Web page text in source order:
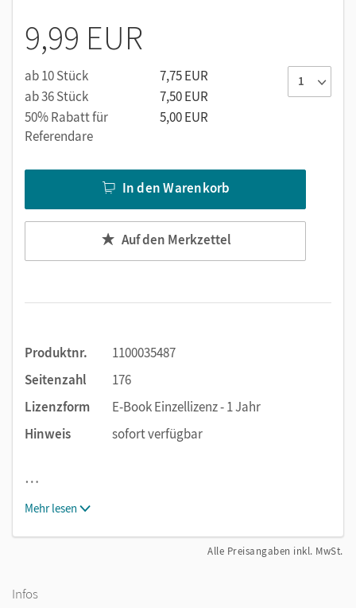
9,99 EUR
ab 10 Stück
7,75 EUR
ab 36 Stück
7,50 EUR
50% Rabatt für
Referendare
5,00 EUR
In den Warenkorb
Auf den Merkzettel
Produktnr.
1100035487
Seitenzahl
176
Lizenzform
E-Book Einzellizenz - 1 Jahr
Hinweis
sofort verfügbar
…
Mehr lesen
Alle Preisangaben inkl. MwSt.
Infos